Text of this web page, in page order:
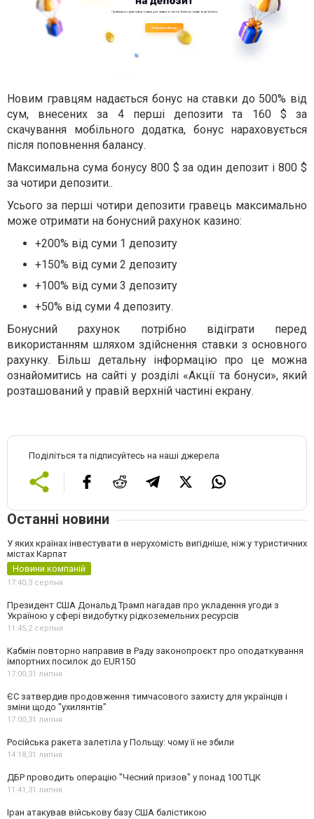
Новим гравцям надається бонус на ставки до 500% від
сум, внесених за 4 перші депозити та 160 $ за
скачування мобільного додатка, бонус нараховується
після поповнення балансу.
Максимальна сума бонусу 800 $ за один депозит і 800 $
за чотири депозити..
Усього за перші чотири депозити гравець максимально
може отримати на бонусний рахунок казино:
+200% від суми 1 депозиту
+150% від суми 2 депозиту
+100% від суми 3 депозиту
+50% від суми 4 депозиту.
Бонусний рахунок потрібно відіграти перед
використанням шляхом здійснення ставки з основного
рахунку. Більш детальну інформацію про це можна
ознайомитись на сайті у розділі «Акції та бонуси», який
розташований у правій верхній частині екрану.
Поділіться та підписуйтесь на наші джерела
Останні новини
У яких країнах інвестувати в нерухомість вигідніше, ніж у туристичних
містах Карпат
Новини компаній
17:40,3 серпня
Президент США Дональд Трамп нагадав про укладення угоди з
Україною у сфері видобутку рідкоземельних ресурсів
11:45,2 серпня
Кабмін повторно направив в Раду законопроєкт про оподаткування
імпортних посилок до EUR150
17:00,31 липня
ЄС затвердив продовження тимчасового захисту для українців і
зміни щодо "ухилянтів"
17:00,31 липня
Російська ракета залетіла у Польщу: чому її не збили
14:18,31 липня
ДБР проводить операцію "Чесний призов" у понад 100 ТЦК
11:41,31 липня
Іран атакував військову базу США балістикою